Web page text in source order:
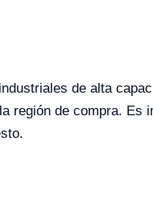
de alta
de compra. Es